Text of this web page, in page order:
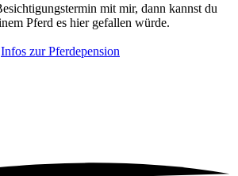
mit mir, dann kannst du
Pferd es hier gefallen würde.
Infos zur Pferdepension